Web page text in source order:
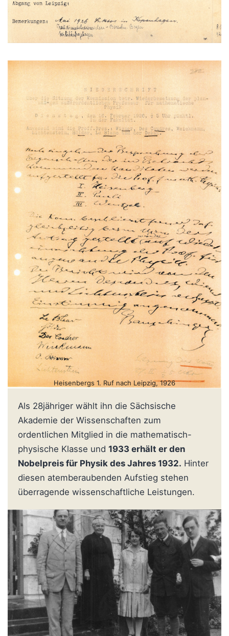
Heisenbergs 1. Ruf nach Leipzig, 1926
Als 28jähriger wählt ihn die Sächsische
Akademie der Wissenschaften zum
ordentlichen Mitglied in die mathematisch-
physische Klasse und 1933 erhält er den
Nobelpreis für Physik des Jahres 1932. Hinter
diesen atemberaubenden Aufstieg stehen
überragende wissenschaftliche Leistungen.